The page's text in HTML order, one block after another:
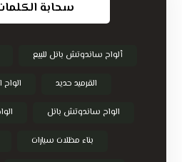
سحابة الكلمات
ألواح ساندوتش بانل للبيع
القرميد حديد
الواح ساندوتش بانل
بناء مظلات سيارات